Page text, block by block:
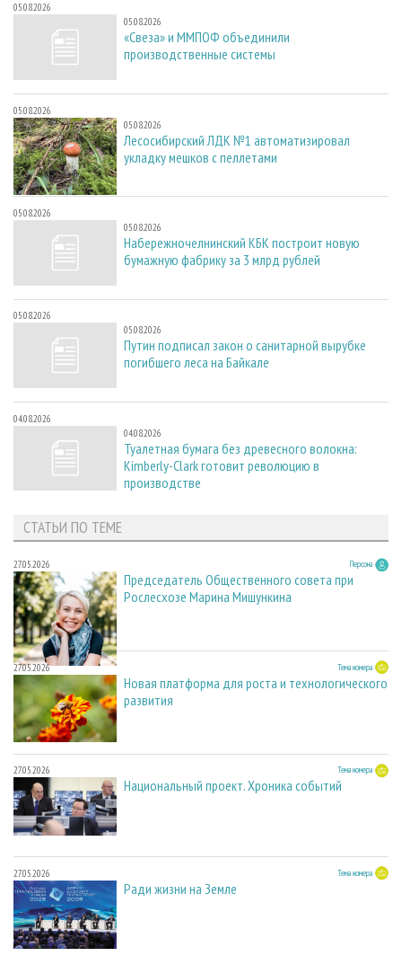
05.08.2026
05.08.2026
«Свеза» и ММПОФ объединили
производственные системы
05.08.2026
05.08.2026
Лесосибирский ЛДК №1 автоматизировал
укладку мешков с пеллетами
05.08.2026
05.08.2026
Набережночелнинский КБК построит новую
бумажную фабрику за 3 млрд рублей
05.08.2026
05.08.2026
Путин подписал закон о санитарной вырубке
погибшего леса на Байкале
04.08.2026
04.08.2026
Туалетная бумага без древесного волокна:
Kimberly-Clark готовит революцию в
производстве
СТАТЬИ ПО ТЕМЕ
27.05.2026 Персона
Председатель Общественного совета при
Рослесхозе Марина Мишункина
27.05.2026 Тема номера
Новая платформа для роста и технологического
развития
27.05.2026 Тема номера
Национальный проект. Хроника событий
27.05.2026 Тема номера
Ради жизни на Земле